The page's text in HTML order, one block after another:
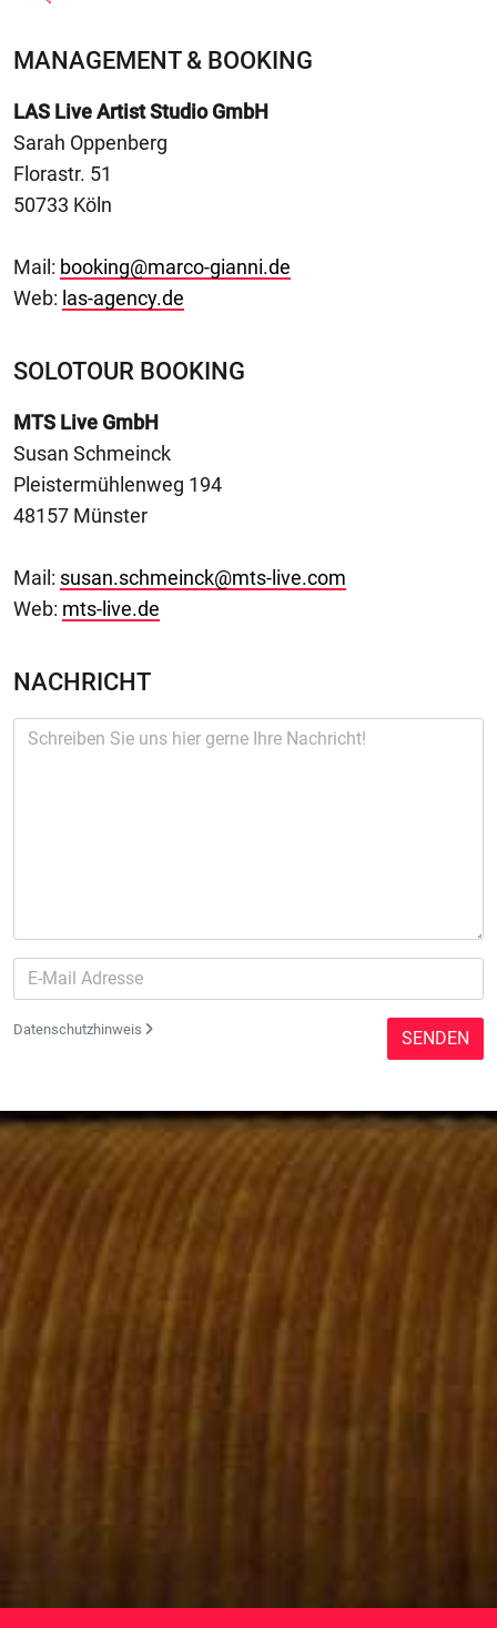
MANAGEMENT & BOOKING
LAS Live Artist Studio GmbH
Sarah Oppenberg
Florastr. 51
50733 Köln
Mail: booking@marco-gianni.de
Web: las-agency.de
SOLOTOUR BOOKING
MTS Live GmbH
Susan Schmeinck
Pleistermühlenweg 194
48157 Münster
Mail: susan.schmeinck@mts-live.com
Web: mts-live.de
NACHRICHT
Datenschutzhinweis SENDEN